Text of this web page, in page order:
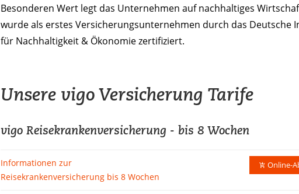
Besonderen Wert legt das Unternehmen auf nachhaltiges
wurde als erstes Versicherungsunternehmen durch das Deutsche
für Nachhaltigkeit & Ökonomie zertifiziert.
Unsere vigo Versicherung Tarife
vigo Reisekrankenversicherung - bis 8 Wochen
Informationen zur
Reisekrankenversicherung bis 8 Wochen
Online-